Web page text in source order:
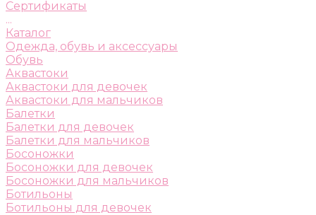
Сертификаты
...
Каталог
Одежда, обувь и аксессуары
Обувь
Аквастоки
Аквастоки для девочек
Аквастоки для мальчиков
Балетки
Балетки для девочек
Балетки для мальчиков
Босоножки
Босоножки для девочек
Босоножки для мальчиков
Ботильоны
Ботильоны для девочек